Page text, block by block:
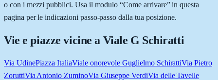
o con i mezzi pubblici. Usa il modulo “Come arrivare” in questa
pagina per le indicazioni passo-passo dalla tua posizione.
Vie e piazze vicine a Viale G Schiratti
Via UdinePiazza ItaliaViale onorevole Guglielmo SchirattiVia Pietro
ZoruttiVia Antonio ZuminoVia Giuseppe VerdiVia delle Tavelle